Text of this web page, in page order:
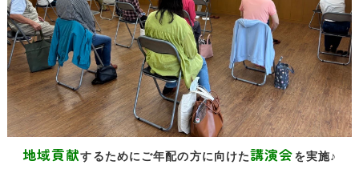
地域貢献するためにご年配の方に向けた講演会を実施♪